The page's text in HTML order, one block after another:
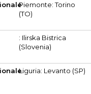
Piemonte: Torino
(TO)
: Ilirska Bistrica
(Slovenia)
Liguria: Levanto (SP)